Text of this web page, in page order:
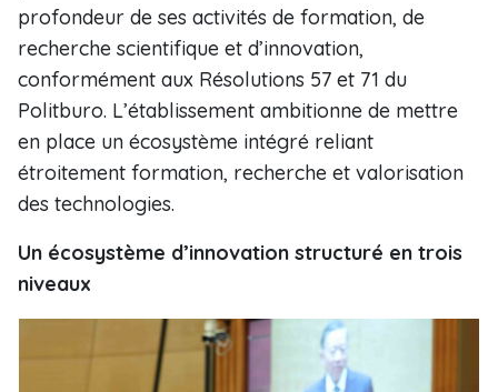
profondeur de ses activités de formation, de
recherche scientifique et d’innovation,
conformément aux Résolutions 57 et 71 du
Politburo. L’établissement ambitionne de mettre
en place un écosystème intégré reliant
étroitement formation, recherche et valorisation
des technologies.
Un écosystème d’innovation structuré en trois
niveaux